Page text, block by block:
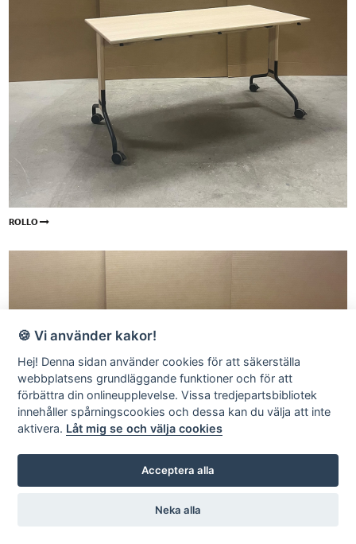
ROLLO
🍪 Vi använder kakor!
Hej! Denna sidan använder cookies för att säkerställa
webbplatsens grundläggande funktioner och för att
förbättra din onlineupplevelse. Vissa tredjepartsbibliotek
innehåller spårningscookies och dessa kan du välja att inte
aktivera. Låt mig se och välja cookies
Acceptera alla
Neka alla